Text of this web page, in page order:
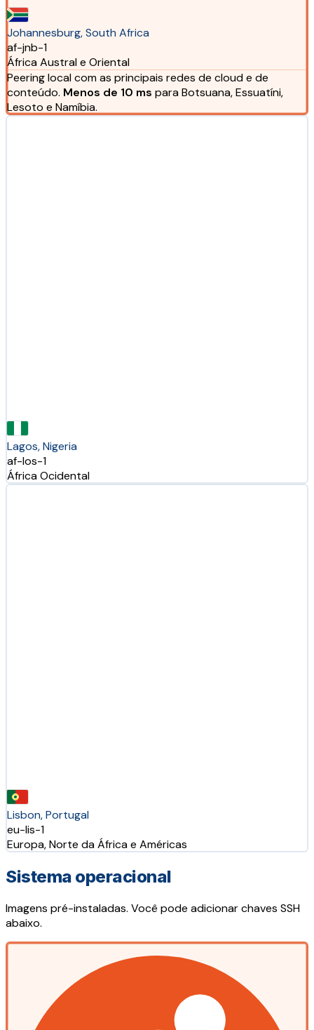
Johannesburg, South Africa
af-jnb-1
África Austral e Oriental
Peering local com as principais redes de cloud e de
conteúdo. Menos de 10 ms para Botsuana, Essuatíni,
Lesoto e Namíbia.
Lagos, Nigeria
af-los-1
África Ocidental
Lisbon, Portugal
eu-lis-1
Europa, Norte da África e Américas
Sistema operacional
Imagens pré-instaladas. Você pode adicionar chaves SSH
abaixo.